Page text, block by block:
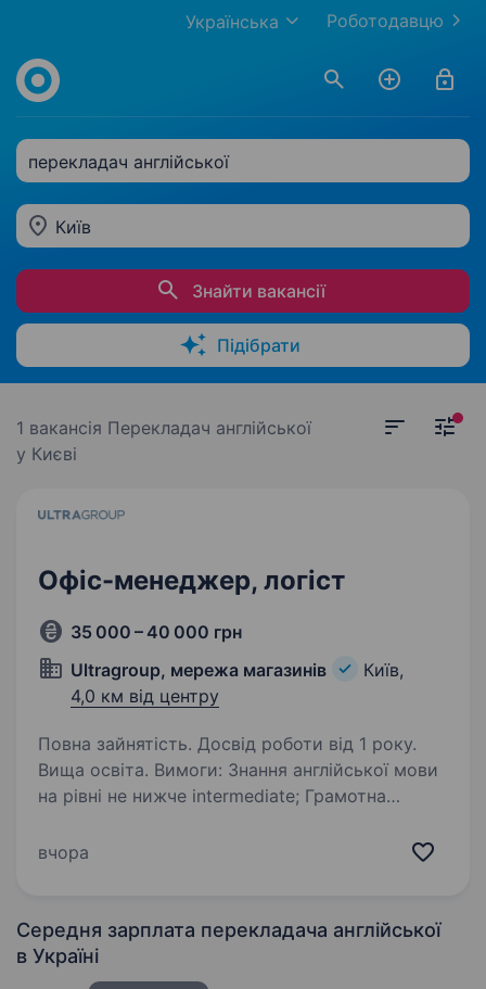
Роботодавцю
Українська
перекладач англійської
Київ
Знайти вакансії
Підібрати
1 вакансія Перекладач англійської
у Києві
Офіс-менеджер, логіст
35 000 – 40 000 грн
Ultragroup, мережа магазинів
Київ,
4,0 км від центру
Повна зайнятість. Досвід роботи від 1 року.
Вища освіта. Вимоги: Знання англійської мови
на рівні не нижче intermediate; Грамотна
користувач ПК, MS Office, EXCEL offline/online;
вчора
Середня зарплата перекладача англійської
в Україні